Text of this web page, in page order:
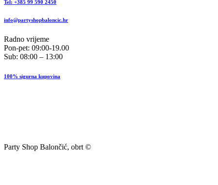
Tel: +385 99 590 2450
info@partyshopbaloncic.hr
Radno vrijeme
Pon-pet: 09:00-19.00
Sub: 08:00 – 13:00
100% sigurna kupovina
Party Shop Balončić, obrt ©